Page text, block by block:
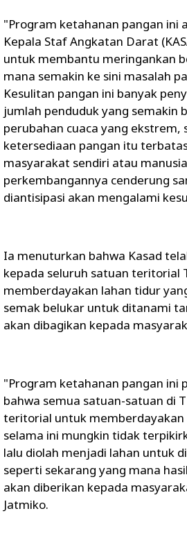
"Program ketahanan pangan ini
Kepala Staf Angkatan Darat
untuk membantu meringankan
mana semakin ke sini masalah
Kesulitan pangan ini banyak
jumlah penduduk yang semakin
perubahan cuaca yang ekstrem,
ketersediaan pangan itu
masyarakat sendiri atau
perkembangannya cenderung
diantisipasi akan mengalami
Ia menuturkan bahwa Kasad
kepada seluruh satuan teritorial
memberdayakan lahan tidur
semak belukar untuk ditanami
akan dibagikan kepada
"Program ketahanan pangan ini
bahwa semua satuan-satuan di
teritorial untuk memberdayakan
selama ini mungkin tidak
lalu diolah menjadi lahan untuk
seperti sekarang yang mana
akan diberikan kepada
Jatmiko.